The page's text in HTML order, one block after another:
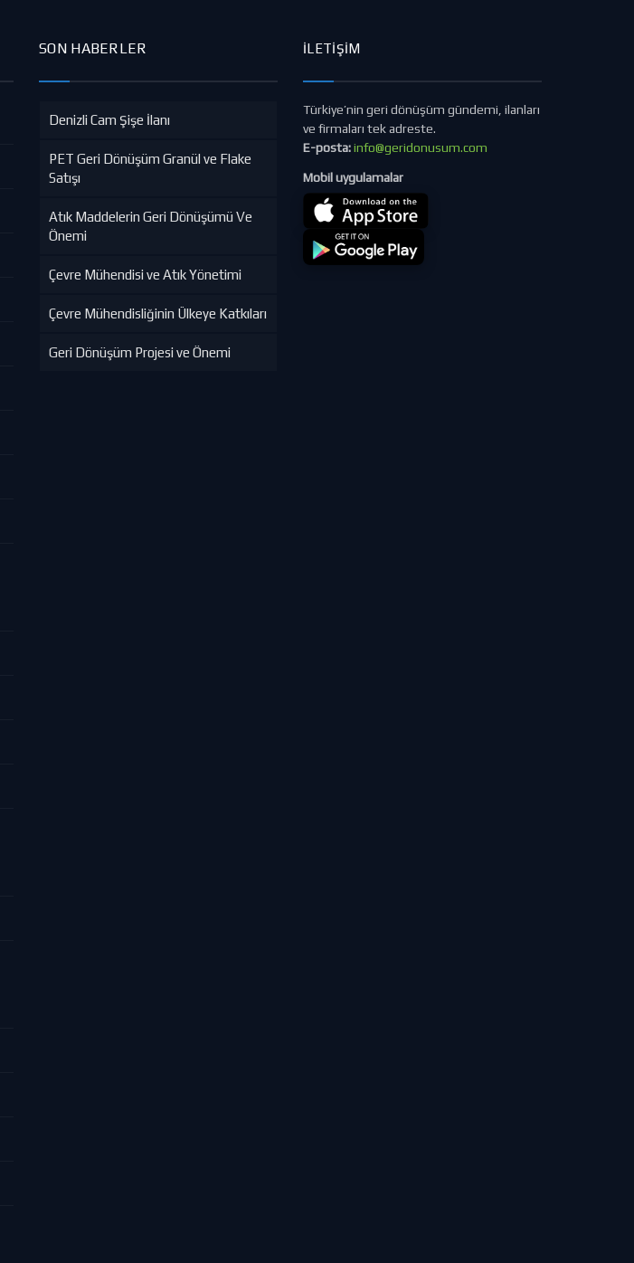
SON HABERLER
Denizli Cam Şişe İlanı
PET Geri Dönüşüm Granül ve Flake
Satışı
Atık Maddelerin Geri Dönüşümü Ve
Önemi
Çevre Mühendisi ve Atık Yönetimi
Çevre Mühendisliğinin Ülkeye Katkıları
Geri Dönüşüm Projesi ve Önemi
İLETIŞIM
Türkiye’nin geri dönüşüm gündemi, ilanları
ve firmaları tek adreste.
E-posta:info@geridonusum.com
Mobil uygulamalar